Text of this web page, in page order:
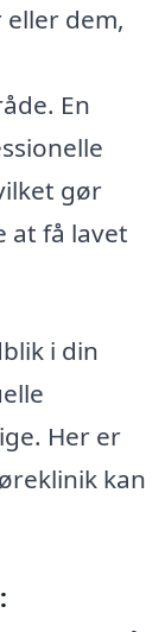
dem,
En
gør
at få lavet
i din
Her er
kan